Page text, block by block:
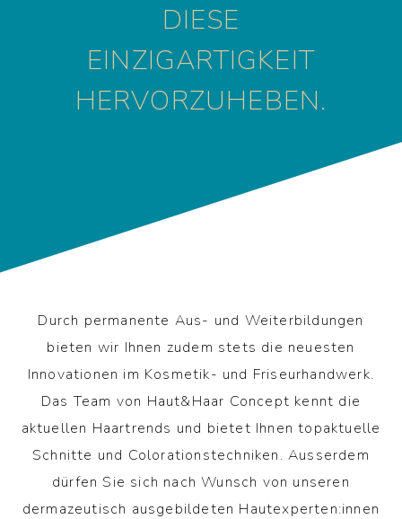
DIESE
EINZIGARTIGKEIT
HERVORZUHEBEN.
Durch permanente Aus- und Weiterbildungen
bieten wir Ihnen zudem stets die neuesten
Innovationen im Kosmetik- und Friseurhandwerk.
Das Team von Haut&Haar Concept kennt die
aktuellen Haartrends und bietet Ihnen topaktuelle
Schnitte und Colorationstechniken. Ausserdem
dürfen Sie sich nach Wunsch von unseren
dermazeutisch ausgebildeten Hautexperten:innen